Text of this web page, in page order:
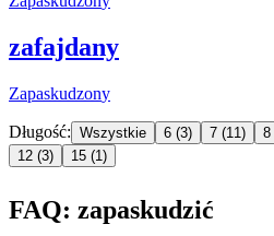
zafajdany
Zapaskudzony
Długość: Wszystkie 6 (3) 7 (11) 8
12 (3) 15 (1)
FAQ: zapaskudzić